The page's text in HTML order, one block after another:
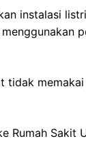
instalasi
tidak
Rumah Sakit